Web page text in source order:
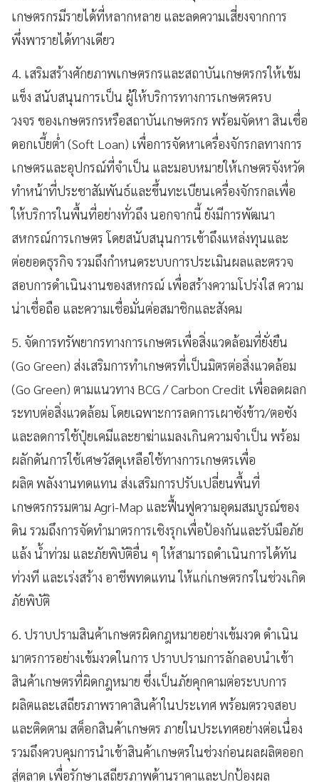
เกษตรกรมีรายได้ที่หลากหลาย และลดความเสี่ยงจากการ
พึ่งพารายได้ทางเดียว
4. เสริมสร้างศักยภาพเกษตรกรและสถาบันเกษตรกรให้เข้ม
แข็ง สนับสนุนการเป็น ผู้ให้บริการทางการเกษตรครบ
วงจร ของเกษตรกรหรือสถาบันเกษตรกร พร้อมจัดหา สินเชื่อ
ดอกเบี้ยต่ำ (Soft Loan) เพื่อการจัดหาเครื่องจักรกลทางการ
เกษตรและอุปกรณ์ที่จำเป็น และมอบหมายให้เกษตรจังหวัด
ทำหน้าที่ประชาสัมพันธ์และขึ้นทะเบียนเครื่องจักรกลเพื่อ
ให้บริการในพื้นที่อย่างทั่วถึง นอกจากนี้ ยังมีการพัฒนา
สหกรณ์การเกษตร โดยสนับสนุนการเข้าถึงแหล่งทุนและ
ต่อยอดธุรกิจ รวมถึงกำหนดระบบการประเมินผลและตรวจ
สอบการดำเนินงานของสหกรณ์ เพื่อสร้างความโปร่งใส ความ
น่าเชื่อถือ และความเชื่อมั่นต่อสมาชิกและสังคม
5. จัดการทรัพยากรทางการเกษตรเพื่อสิ่งแวดล้อมที่ยั่งยืน
(Go Green) ส่งเสริมการทำเกษตรที่เป็นมิตรต่อสิ่งแวดล้อม
(Go Green) ตามแนวทาง BCG / Carbon Credit เพื่อลดผลก
ระทบต่อสิ่งแวดล้อม โดยเฉพาะการลดการเผาซังข้าว/ตอซัง
และลดการใช้ปุ๋ยเคมีและยาฆ่าแมลงเกินความจำเป็น พร้อม
ผลักดันการใช้เศษวัสดุเหลือใช้ทางการเกษตรเพื่อ
ผลิต พลังงานทดแทน ส่งเสริมการปรับเปลี่ยนพื้นที่
เกษตรกรรมตาม Agri-Map และฟื้นฟูความอุดมสมบูรณ์ของ
ดิน รวมถึงการจัดทำมาตรการเชิงรุกเพื่อป้องกันและรับมือภัย
แล้ง น้ำท่วม และภัยพิบัติอื่น ๆ ให้สามารถดำเนินการได้ทัน
ท่วงที และเร่งสร้าง อาชีพทดแทน ให้แก่เกษตรกรในช่วงเกิด
ภัยพิบัติ
6. ปราบปรามสินค้าเกษตรผิดกฎหมายอย่างเข้มงวด ดำเนิน
มาตรการอย่างเข้มงวดในการ ปราบปรามการลักลอบนำเข้า
สินค้าเกษตรที่ผิดกฎหมาย ซึ่งเป็นภัยคุกคามต่อระบบการ
ผลิตและเสถียรภาพราคาสินค้าในประเทศ พร้อมตรวจสอบ
และติดตาม สต็อกสินค้าเกษตร ภายในประเทศอย่างต่อเนื่อง
รวมถึงควบคุมการนำเข้าสินค้าเกษตรในช่วงก่อนผลผลิตออก
สู่ตลาด เพื่อรักษาเสถียรภาพด้านราคาและปกป้องผล